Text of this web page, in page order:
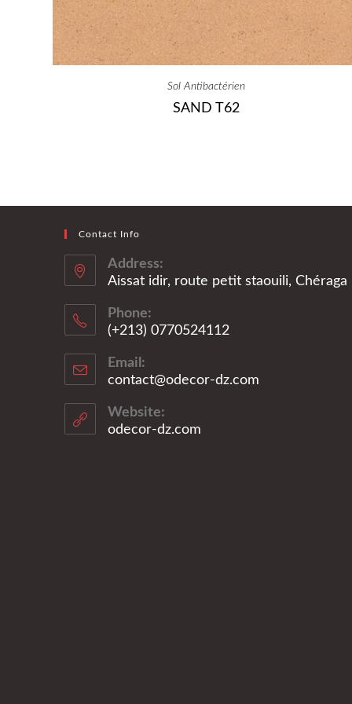
Sol Antibactérien
SAND T62
Contact Info
Address:
Aissat idir, route petit staouili, Chéraga
Phone:
(+213) 0770524112
Email:
contact@odecor-dz.com
Website:
odecor-dz.com